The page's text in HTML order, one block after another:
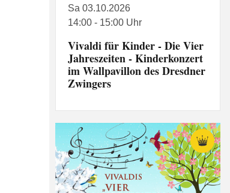
Sa 03.10.2026
14:00 - 15:00 Uhr
Vivaldi für Kinder - Die Vier
Jahreszeiten - Kinderkonzert
im Wallpavillon des Dresdner
Zwingers